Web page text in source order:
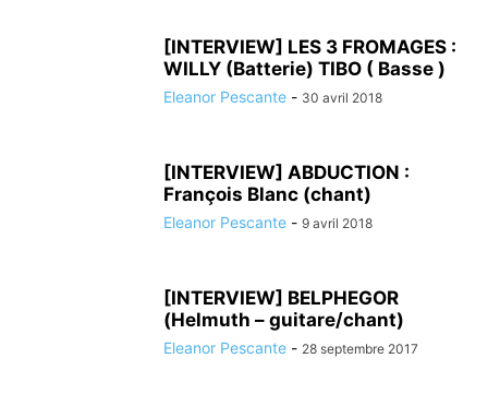
[INTERVIEW] LES 3 FROMAGES :
WILLY (Batterie) TIBO ( Basse )
Eleanor Pescante - 30 avril 2018
[INTERVIEW] ABDUCTION :
François Blanc (chant)
Eleanor Pescante - 9 avril 2018
[INTERVIEW] BELPHEGOR
(Helmuth – guitare/chant)
Eleanor Pescante - 28 septembre 2017